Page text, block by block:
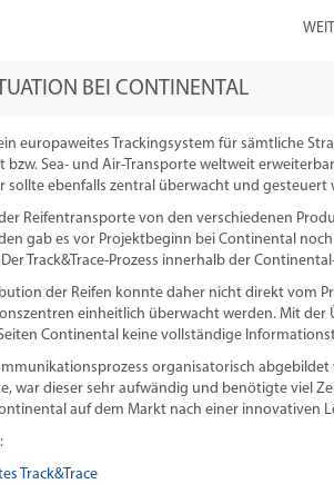
BEI CONTINENTAL
europaweites Trackingsystem für sämtliche
bzw. Sea- und Air-Transporte weltweit
sollte ebenfalls zentral überwacht und gesteuert
Reifentransporte von den verschiedenen
gab es vor Projektbeginn bei Continental
Track&Trace-Prozess innerhalb der
der Reifen konnte daher nicht direkt vom
einheitlich überwacht werden. Mit der
Continental keine vollständige
organisatorisch abgebildet
war dieser sehr aufwändig und benötigte viel
auf dem Markt nach einer innovativen
Track&Trace